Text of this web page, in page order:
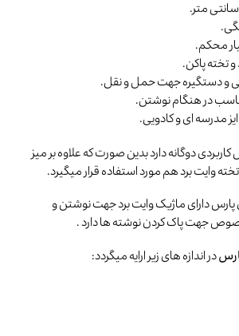
محکم.
و تخته پاکن.
و دستگیره جهت حمل و نقل.
در هنگام نوشتن.
مدرسه ای و کادویی.
کاربردی دوگانه دارد بدین صورت که علاوه بر میز
تخته وایت برد هم مورد استفاده قرار میگیرد.
پارس دارای ماژیک وایت برد جهت نوشتن و
جهت پاک کردن نوشته ها دارد .
در اندازه های زیر ارایه میگردد: